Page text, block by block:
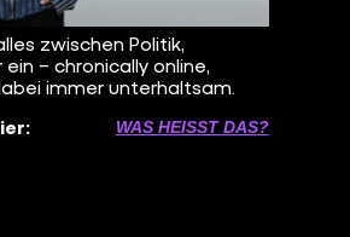
zwischen Politik,
– chronically online,
immer unterhaltsam.
WAS HEISST DAS?